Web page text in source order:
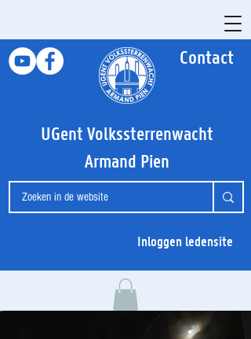
Contact
UGent Volkssterrenwacht
Armand Pien
Inloggen ledensite